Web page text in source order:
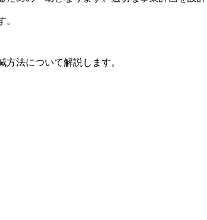
。
法について解説します。